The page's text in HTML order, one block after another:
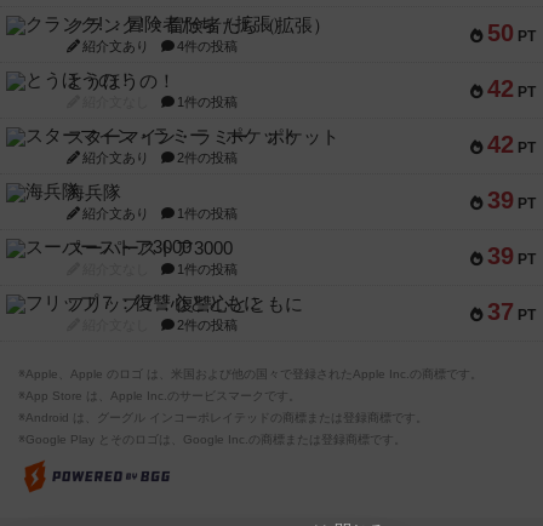
50 PT
クランク! ：冒険者たち（拡張）
紹介文あり 4件の投稿
42 PT
とうほうの！
1件の投稿
42 PT
スターマイン・ラミー ポケット
紹介文あり 2件の投稿
39 PT
海兵隊
紹介文あり 1件の投稿
39 PT
スーパーストア3000
1件の投稿
37 PT
フリップ７：復讐心とともに
2件の投稿
※Apple、Apple のロゴ は、米国および他の国々で登録されたApple Inc.の商標です。
※App Store は、Apple Inc.のサービスマークです。
※Android は、グーグル インコーポレイテッドの商標または登録商標です。
※Google Play とそのロゴは、Google Inc.の商標または登録商標です。